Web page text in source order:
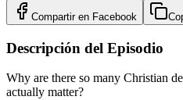
Compartir en Facebook
Descripción del Episodio
Why are there so many Christian
actually matter?